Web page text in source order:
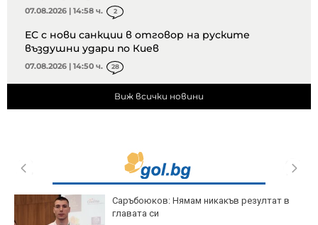
07.08.2026 | 14:58 ч. 2
ЕС с нови санкции в отговор на руските
въздушни удари по Киев
07.08.2026 | 14:50 ч. 28
Виж всички новини
Саръбоюков: Нямам никакъв резултат в
главата си